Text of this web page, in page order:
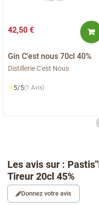
42,50 €
Gin C'est nous 70cl 40%
Distillerie C'est Nous
⭐5/5(1 Avis)
Les avis sur :
Tireur 20cl 45%
Donnez votre avis